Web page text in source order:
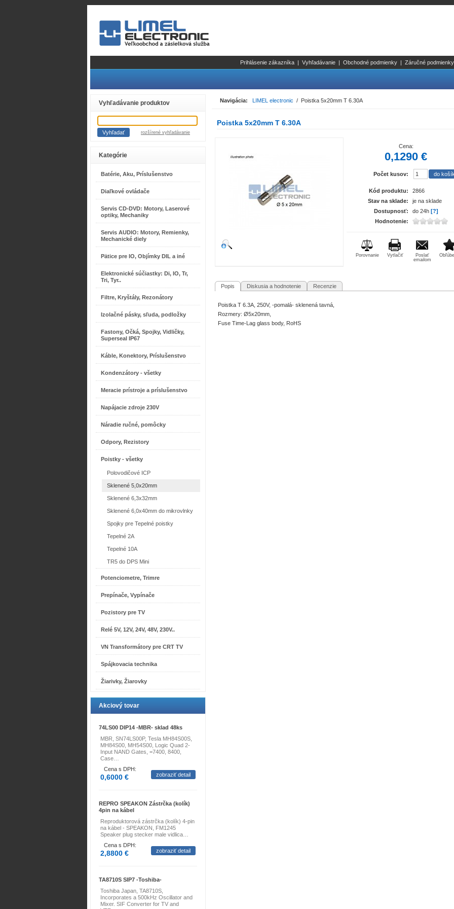
Prihlásenie zákazníka | Vyhľadávanie | Obchodné podmienky | Záručné podmienky
Vyhľadávanie produktov
rozšírené vyhľadávanie
Kategórie
Batérie, Aku, Príslušenstvo
Diaľkové ovládače
Servis CD-DVD: Motory, Laserové
optiky, Mechaniky
Servis AUDIO: Motory, Remienky,
Mechanické diely
Pätice pre IO, Objímky DIL a iné
Elektronické súčiastky: Di, IO, Tr,
Tri, Tyr..
Filtre, Kryštály, Rezonátory
Izolačné pásky, sľuda, podložky
Fastony, Očká, Spojky, Vidličky,
Superseal IP67
Káble, Konektory, Príslušenstvo
Kondenzátory - všetky
Meracie prístroje a príslušenstvo
Napájacie zdroje 230V
Náradie ručné, pomôcky
Odpory, Rezistory
Poistky - všetky
Polovodičové ICP
Sklenené 5,0x20mm
Sklenené 6,3x32mm
Sklenené 6,0x40mm do mikrovlnky
Spojky pre Tepelné poistky
Tepelné 2A
Tepelné 10A
TR5 do DPS Mini
Potenciometre, Trimre
Prepínače, Vypínače
Pozistory pre TV
Relé 5V, 12V, 24V, 48V, 230V..
VN Transformátory pre CRT TV
Spájkovacia technika
Žiarivky, Žiarovky
Akciový tovar
74LS00 DIP14 -MBR- sklad 48ks
MBR, SN74LS00P, Tesla MH84S00S,
MH84S00, MH54S00, Logic Quad 2-
Input NAND Gates, =7400, 8400,
Case…
Cena s DPH:
0,6000 € zobraziť detail
REPRO SPEAKON Zástrčka (kolík)
4pin na kábel
Reproduktorová zástrčka (kolík) 4-pin
na kábel - SPEAKON, FM1245
Speaker plug stecker male vidlica…
Cena s DPH:
2,8800 € zobraziť detail
TA8710S SIP7 -Toshiba-
Toshiba Japan, TA8710S,
Incorporates a 500kHz Oscillator and
Mixer. SIF Converter for TV and
Navigácia: LIMEL electronic / Poistka 5x20mm T 6.30A
Poistka 5x20mm T 6.30A
Cena:
0,1290 €
Počet kusov:
Kód produktu:
2866
Stav na sklade:
je na sklade
Dostupnosť:
do 24h [?]
Hodnotenie:
Porovnanie Vytlačiť
Poslať
emailom
Popis Diskusia a hodnotenie Recenzie
Poistka T 6.3A, 250V, -pomalá- sklenená tavná,
Rozmery: Ø5x20mm,
Fuse Time-Lag glass body, RoHS